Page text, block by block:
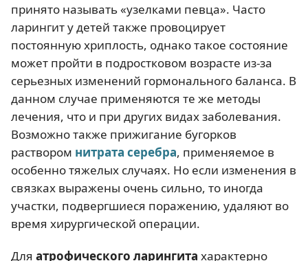
принято называть «узелками певца». Часто
ларингит у детей также провоцирует
постоянную хриплость, однако такое состояние
может пройти в подростковом возрасте из-за
серьезных изменений гормонального баланса. В
данном случае применяются те же методы
лечения, что и при других видах заболевания.
Возможно также прижигание бугорков
раствором нитрата серебра, применяемое в
особенно тяжелых случаях. Но если изменения в
связках выражены очень сильно, то иногда
участки, подвергшиеся поражению, удаляют во
время хирургической операции.
Для атрофического ларингита характерно